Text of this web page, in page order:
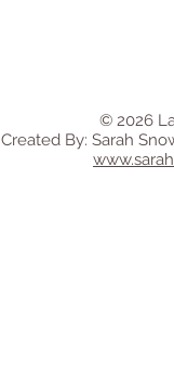
© 2026
Created By: Sarah